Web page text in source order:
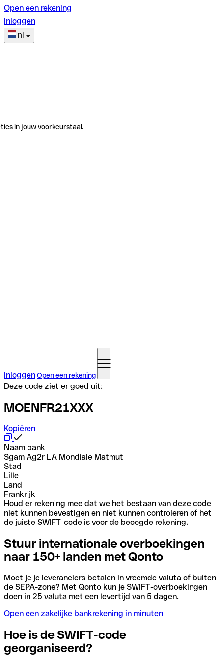
Open een rekening
Inloggen
nl
in jouw voorkeurstaal.
InloggenOpen een rekening
Deze code ziet er goed uit:
MOENFR21XXX
Kopiëren
Naam bank
Sgam Ag2r LA Mondiale Matmut
Stad
Lille
Land
Frankrijk
Houd er rekening mee dat we het bestaan van deze code
niet kunnen bevestigen en niet kunnen controleren of het
de juiste SWIFT-code is voor de beoogde rekening.
Stuur internationale overboekingen
naar 150+ landen met Qonto
Moet je je leveranciers betalen in vreemde valuta of buiten
de SEPA-zone? Met Qonto kun je SWIFT-overboekingen
doen in 25 valuta met een levertijd van 5 dagen.
Open een zakelijke bankrekening in minuten
Hoe is de SWIFT-code
georganiseerd?